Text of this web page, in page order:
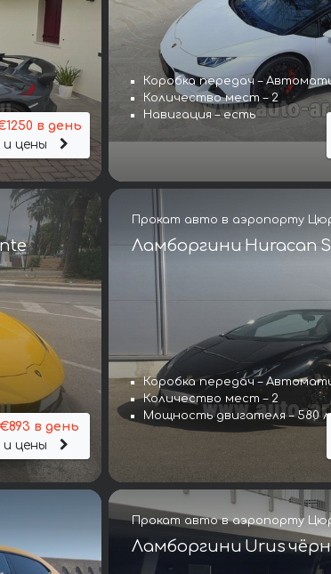
в день
и цены
Коробка передач –
Количество мест – 2
Навигация – есть
в день
и цены
Прокат авто в аэропорту
Ламборгини Huracan
Коробка передач –
Количество мест – 2
Мощность двигателя – 580
Прокат авто в аэропорту
Ламборгини Urus